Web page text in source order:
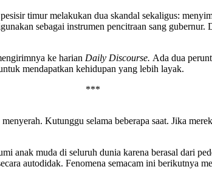
timur melakukan dua skandal sekaligus:
sebagai instrumen pencitraan sang
ke harian Daily Discourse. Ada dua
mendapatkan kehidupan yang lebih layak.
***
Kutunggu selama beberapa saat. Jika
anak muda di seluruh dunia karena berasal dari
autodidak. Fenomena semacam ini berikutnya